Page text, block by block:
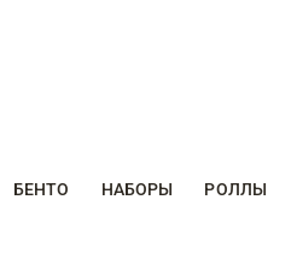
БЕНТО НАБОРЫ РОЛЛЫ